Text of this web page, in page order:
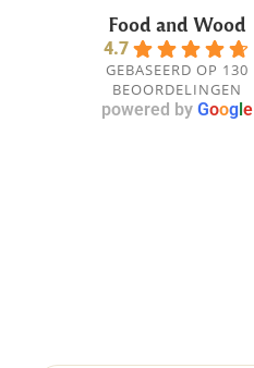
Food and Wood
4.7
GEBASEERD OP 130
BEOORDELINGEN
powered by Google